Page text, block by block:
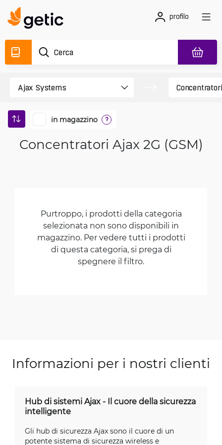
profilo
in magazzino ?
Concentratori Ajax 2G (GSM)
Purtroppo, i prodotti della categoria
selezionata non sono disponibili in
magazzino. Per vedere tutti i prodotti
di questa categoria, si prega di
spegnere il filtro.
Informazioni per i nostri clienti
Hub di sistemi Ajax - Il cuore della sicurezza
intelligente
Gli hub di sicurezza Ajax sono il cuore di un
potente sistema di sicurezza wireless e